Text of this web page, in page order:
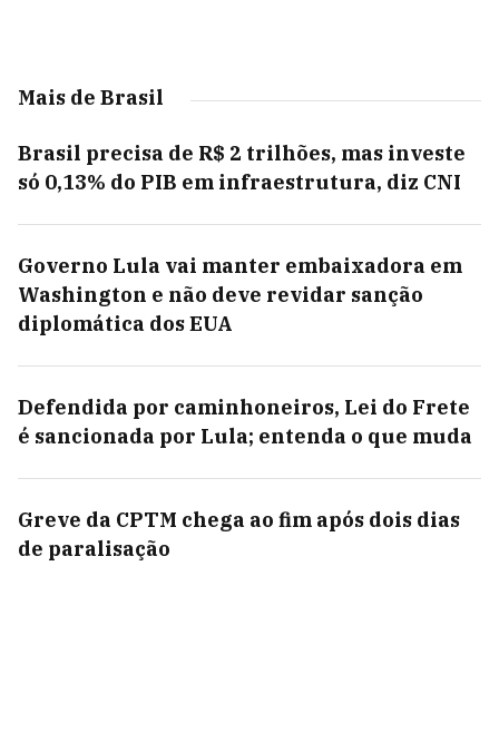
Mais de Brasil
Brasil precisa de R$ 2 trilhões, mas investe
só 0,13% do PIB em infraestrutura, diz CNI
Governo Lula vai manter embaixadora em
Washington e não deve revidar sanção
diplomática dos EUA
Defendida por caminhoneiros, Lei do Frete
é sancionada por Lula; entenda o que muda
Greve da CPTM chega ao fim após dois dias
de paralisação